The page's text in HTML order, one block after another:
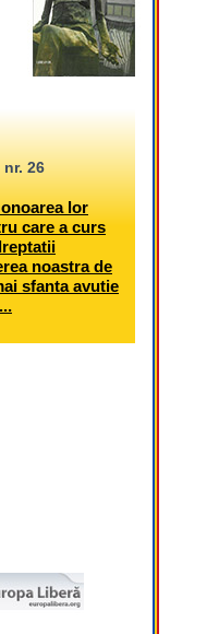
26
lor
care a curs
noastra de
sfanta avutie